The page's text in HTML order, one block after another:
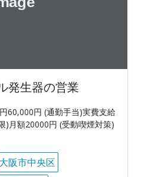
発生器の営業
60,000円 (通勤手当)実費支給
)月額20000円 (受動喫煙対策)
大阪市中央区